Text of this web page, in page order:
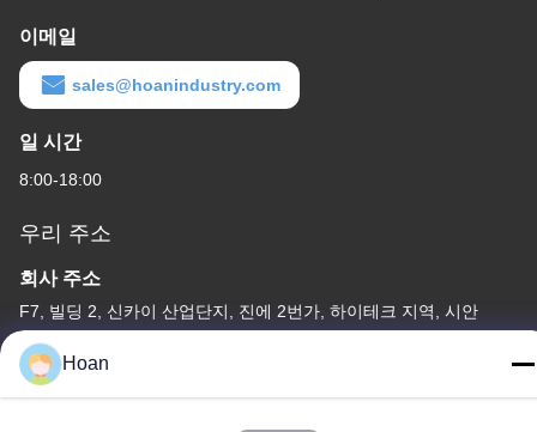
이메일
sales@hoanindustry.com
일 시간
8:00-18:00
우리 주소
회사 주소
F7, 빌딩 2, 신카이 산업단지, 진에 2번가, 하이테크 지역, 시안
공장 주소
F7, 빌딩 2, 신카이 산업단지, 진에 2번가, 하이테크 지역, 시안
Hoan